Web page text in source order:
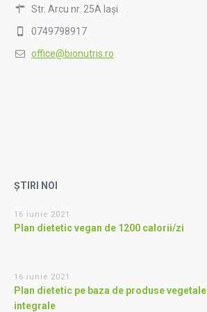
Str. Arcu nr. 25A Iași
0749798917
office@bionutris.ro
ȘTIRI NOI
16 iunie 2021
Plan dietetic vegan de 1200 calorii/zi
16 iunie 2021
Plan dietetic pe baza de produse vegetale
integrale